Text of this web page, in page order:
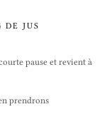
DE JUS
pause et revient à
prendrons